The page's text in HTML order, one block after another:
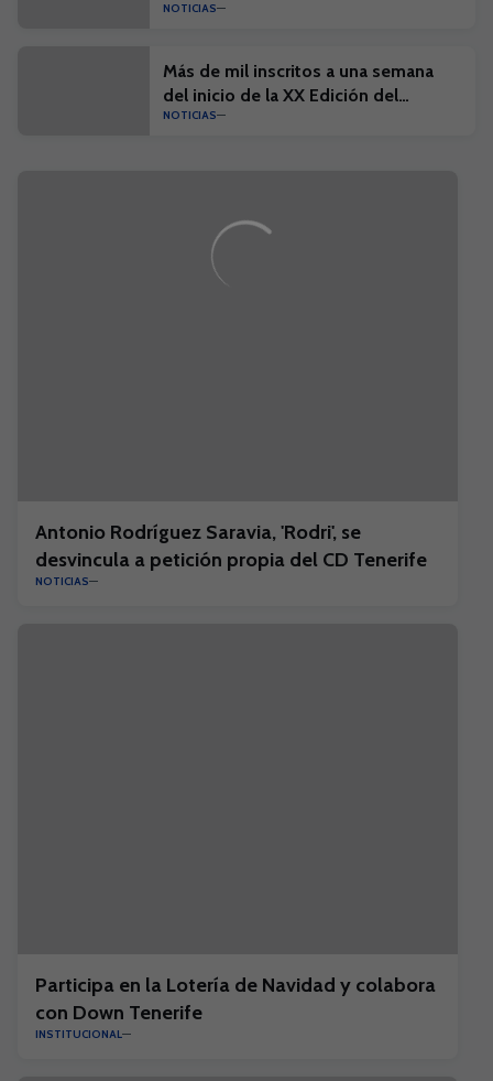
historia'
NOTICIAS
Más de mil inscritos a una semana
del inicio de la XX Edición del
Campus Suma y el I Campus Suma
NOTICIAS
Antonio Rodríguez Saravia, 'Rodri', se
desvincula a petición propia del CD Tenerife
NOTICIAS
Participa en la Lotería de Navidad y colabora
con Down Tenerife
INSTITUCIONAL